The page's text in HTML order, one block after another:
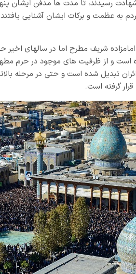
رسیدند، تا مدت ها مدفن ایشان
به عظمت و برکات ایشان آشنایی
شریف مطرح اما در سالهای
و از ظرفیت های موجود در حرم
تبدیل شده است و حتی در مرحله
گرفته است.